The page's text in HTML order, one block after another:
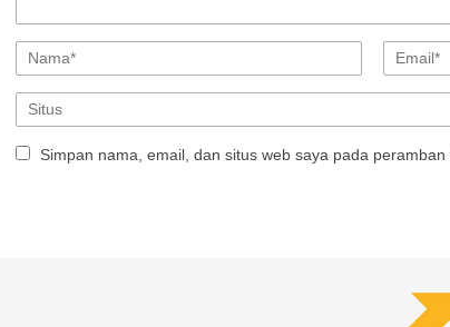
Simpan nama, email, dan situs web saya pada